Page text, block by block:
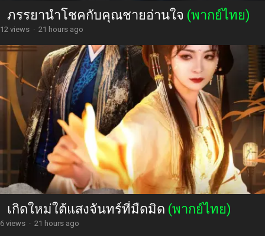
ภรรยานำโชคกับคุณชายอ่านใจ (พากย์ไทย)
12 views · 21 hours ago
เกิดใหม่ใต้แสงจันทร์ที่มืดมิด (พากย์ไทย)
6 views · 21 hours ago